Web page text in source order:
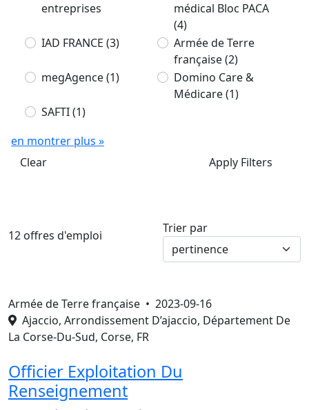
entreprises
médical Bloc PACA
(4)
IAD FRANCE (3)
Armée de Terre
française(2)
megAgence(1)
Domino Care &
Médicare(1)
SAFTI(1)
en montrer plus »
Clear
Apply Filters
12 offres d'emploi Trier par
Armée de Terre française • 2023-09-16
Ajaccio, Arrondissement D’ajaccio, Département De
La Corse-Du-Sud, Corse, FR
Officier Exploitation Du
Renseignement